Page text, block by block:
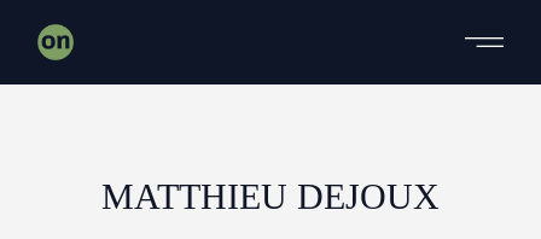
MATTHIEU DEJOUX